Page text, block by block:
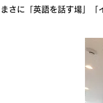
まさに「英語を話す場」「